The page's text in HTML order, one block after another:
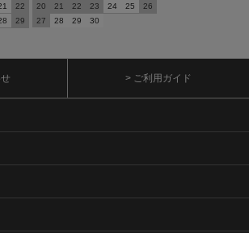
22
29
20
21 22 23 24 25
26
27
28 29 30
> ご利用ガイド